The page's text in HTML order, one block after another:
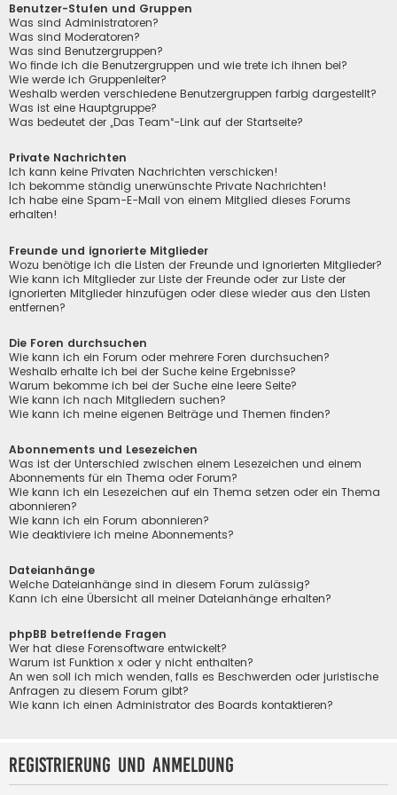
Benutzer-Stufen und Gruppen
Was sind Administratoren?
Was sind Moderatoren?
Was sind Benutzergruppen?
Wo finde ich die Benutzergruppen und wie trete ich ihnen bei?
Wie werde ich Gruppenleiter?
Weshalb werden verschiedene Benutzergruppen farbig dargestellt?
Was ist eine Hauptgruppe?
Was bedeutet der „Das Team“-Link auf der Startseite?
Private Nachrichten
Ich kann keine Privaten Nachrichten verschicken!
Ich bekomme ständig unerwünschte Private Nachrichten!
Ich habe eine Spam-E-Mail von einem Mitglied dieses Forums
erhalten!
Freunde und ignorierte Mitglieder
Wozu benötige ich die Listen der Freunde und ignorierten Mitglieder?
Wie kann ich Mitglieder zur Liste der Freunde oder zur Liste der
ignorierten Mitglieder hinzufügen oder diese wieder aus den Listen
entfernen?
Die Foren durchsuchen
Wie kann ich ein Forum oder mehrere Foren durchsuchen?
Weshalb erhalte ich bei der Suche keine Ergebnisse?
Warum bekomme ich bei der Suche eine leere Seite?
Wie kann ich nach Mitgliedern suchen?
Wie kann ich meine eigenen Beiträge und Themen finden?
Abonnements und Lesezeichen
Was ist der Unterschied zwischen einem Lesezeichen und einem
Abonnements für ein Thema oder Forum?
Wie kann ich ein Lesezeichen auf ein Thema setzen oder ein Thema
abonnieren?
Wie kann ich ein Forum abonnieren?
Wie deaktiviere ich meine Abonnements?
Dateianhänge
Welche Dateianhänge sind in diesem Forum zulässig?
Kann ich eine Übersicht all meiner Dateianhänge erhalten?
phpBB betreffende Fragen
Wer hat diese Forensoftware entwickelt?
Warum ist Funktion x oder y nicht enthalten?
An wen soll ich mich wenden, falls es Beschwerden oder juristische
Anfragen zu diesem Forum gibt?
Wie kann ich einen Administrator des Boards kontaktieren?
Registrierung und Anmeldung